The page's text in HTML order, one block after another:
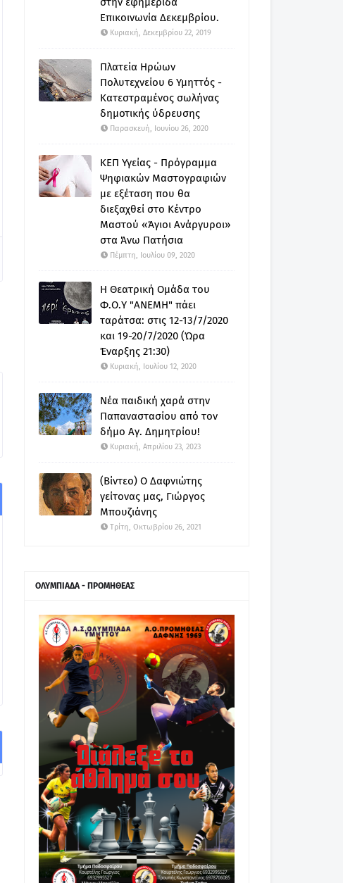
Επικοινωνία Δεκεμβρίου.
Κυριακή, Δεκεμβρίου 22, 2019
Πλατεία Ηρώων
Πολυτεχνείου 6 Υμηττός -
Κατεστραμένος σωλήνας
δημοτικής ύδρευσης
Παρασκευή, Ιουνίου 26, 2020
ΚΕΠ Υγείας - Πρόγραμμα
Ψηφιακών Μαστογραφιών
με εξέταση που θα
διεξαχθεί στο Κέντρο
Μαστού «Άγιοι Ανάργυροι»
στα Άνω Πατήσια
Πέμπτη, Ιουλίου 09, 2020
Η Θεατρική Ομάδα του
Φ.Ο.Υ "ΑΝΕΜΗ" πάει
ταράτσα: στις 12-13/7/2020
και 19-20/7/2020 (Ώρα
Έναρξης 21:30)
Κυριακή, Ιουλίου 12, 2020
Νέα παιδική χαρά στην
Παπαναστασίου από τον
δήμο Αγ. Δημητρίου!
Κυριακή, Απριλίου 23, 2023
(Βίντεο) Ο Δαφνιώτης
γείτονας μας, Γιώργος
Μπουζιάνης
Τρίτη, Οκτωβρίου 26, 2021
ΟΛΥΜΠΙΑΔΑ - ΠΡΟΜΗΘΕΑΣ